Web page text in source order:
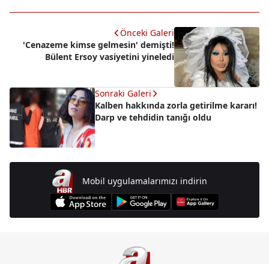
Önceki Galeri
'Cenazeme kimse gelmesin' demişti!
Bülent Ersoy vasiyetini yineledi
Sonraki Galeri
Kalben hakkında zorla getirilme kararı!
Darp ve tehdidin tanığı oldu
Mobil uygulamalarımızı indirin